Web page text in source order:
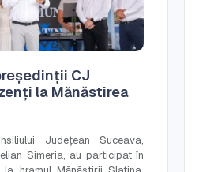
CJ
la Mănăstirea
Județean Suceava,
Simeria, au participat în